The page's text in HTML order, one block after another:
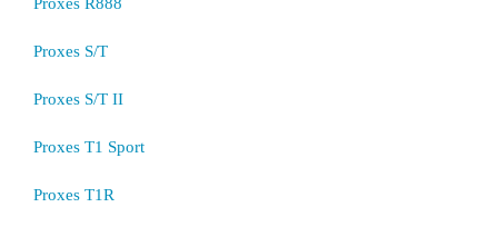
Proxes S/T
Proxes S/T II
Proxes T1 Sport
Proxes T1R